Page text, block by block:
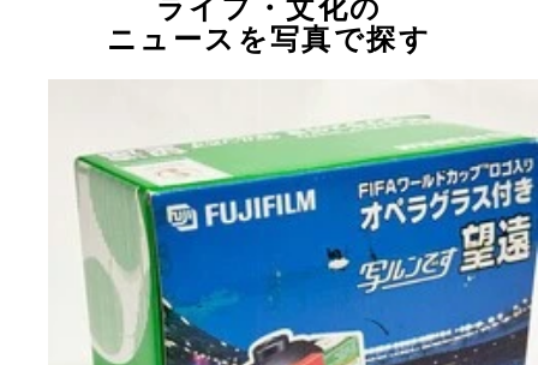
ライフ・文化の
ニュースを写真で探す